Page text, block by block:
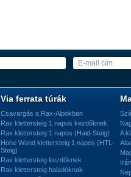
Via ferrata túrák
Csavargás a Rax-Alpokban
Rax klettersteig 1 napos kezdőknek
Rax klettersteig 1 napos (Haid-Steig)
Hohe Wand klettersteig 1 napos (HTL-
Steig)
Rax klettersteig kezdőknek
Rax klettersteig haladóknak
A